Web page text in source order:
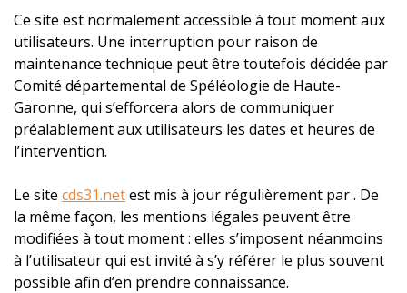
Ce site est normalement accessible à tout moment aux
utilisateurs. Une interruption pour raison de
maintenance technique peut être toutefois décidée par
Comité départemental de Spéléologie de Haute-
Garonne, qui s’efforcera alors de communiquer
préalablement aux utilisateurs les dates et heures de
l’intervention.
Le site cds31.netest mis à jour régulièrement par . De
la même façon, les mentions légales peuvent être
modifiées à tout moment : elles s’imposent néanmoins
à l’utilisateur qui est invité à s’y référer le plus souvent
possible afin d’en prendre connaissance.